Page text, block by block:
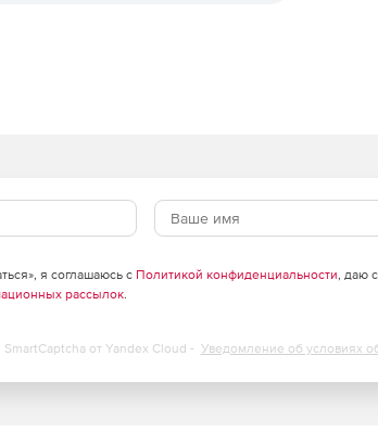
я соглашаюсь с Политикой конфиденциальности, даю
рассылок.
от Yandex Cloud - Уведомление об условиях